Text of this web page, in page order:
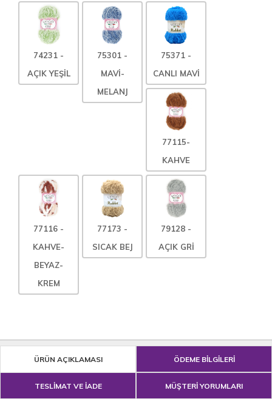
74231 -
AÇIK YEŞİL
75301 -
MAVİ-
MELANJ
75371 -
CANLI MAVİ
77115-
KAHVE
77116 -
KAHVE-
BEYAZ-
KREM
77173 -
SICAK BEJ
79128 -
AÇIK GRİ
ÜRÜN AÇIKLAMASI ÖDEME BİLGİLERİ
TESLİMAT VE İADE MÜŞTERİ YORUMLARI